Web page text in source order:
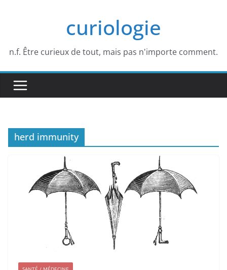
curiologie
n.f. Être curieux de tout, mais pas n'importe comment.
herd immunity